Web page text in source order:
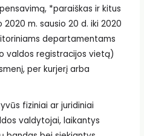
*paraiškas ir kitus
m. sausio 20 d. iki 2020
departamentams
valdos registracijos vietą)
per kurjerį arba
fiziniai ar juridiniai
valdytojai, laikantys